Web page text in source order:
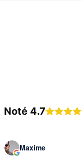
Noté 4.7
Maxime